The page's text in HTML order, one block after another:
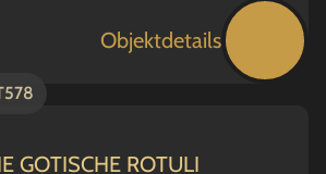
Objektdetails
GOTISCHE ROTULI